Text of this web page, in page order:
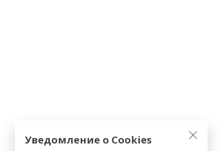
Уведомление о Cookies